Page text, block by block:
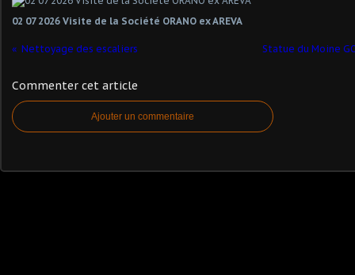
02 07 2026 Visite de la Société ORANO ex AREVA
Nettoyage des escaliers Statue du Moine
Commenter cet article
Ajouter un commentaire